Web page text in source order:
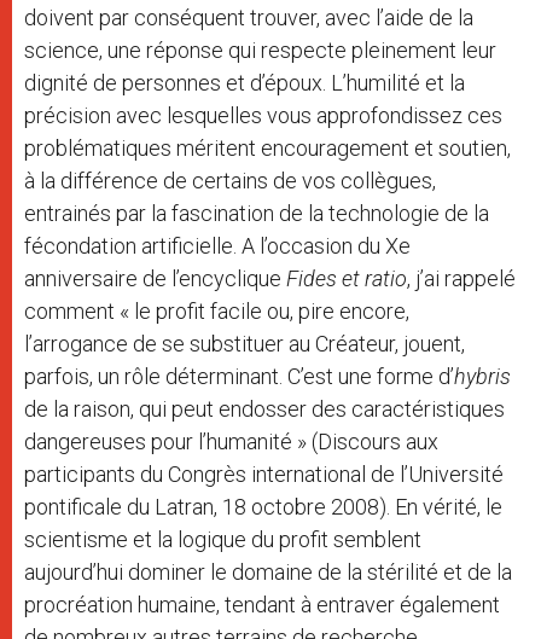
doivent par conséquent trouver, avec l’aide de la
science, une réponse qui respecte pleinement leur
dignité de personnes et d’époux. L’humilité et la
précision avec lesquelles vous approfondissez ces
problématiques méritent encouragement et soutien,
à la différence de certains de vos collègues,
entrainés par la fascination de la technologie de la
fécondation artificielle. A l’occasion du Xe
anniversaire de l’encyclique Fides et ratio, j’ai rappelé
comment « le profit facile ou, pire encore,
l’arrogance de se substituer au Créateur, jouent,
parfois, un rôle déterminant. C’est une forme d’hybris
de la raison, qui peut endosser des caractéristiques
dangereuses pour l’humanité » (Discours aux
participants du Congrès international de l’Université
pontificale du Latran, 18 octobre 2008). En vérité, le
scientisme et la logique du profit semblent
aujourd’hui dominer le domaine de la stérilité et de la
procréation humaine, tendant à entraver également